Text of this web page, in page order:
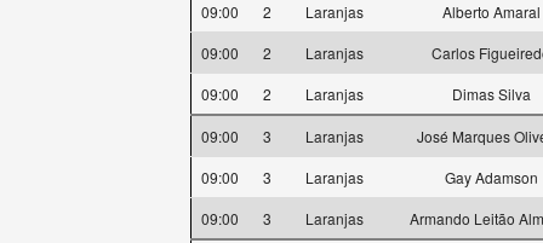
09:00 2 Laranjas
Alberto Amaral
09:00
2 Laranjas
Carlos
09:00
2 Laranjas Dimas Silva
09:00 3 Laranjas
José Marques
09:00
3 Laranjas
Gay Adamson
09:00
3 Laranjas Armando Leitão